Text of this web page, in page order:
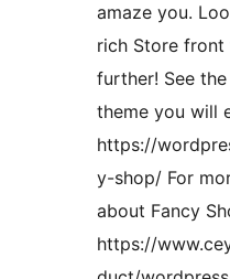
amaze you.
rich Store front
further! See
theme you will
https://
y-shop/ For
about Fancy
https://